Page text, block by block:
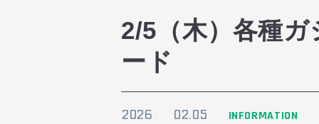
2/5（木）各種
ード
2026 02.05 INFORMATION